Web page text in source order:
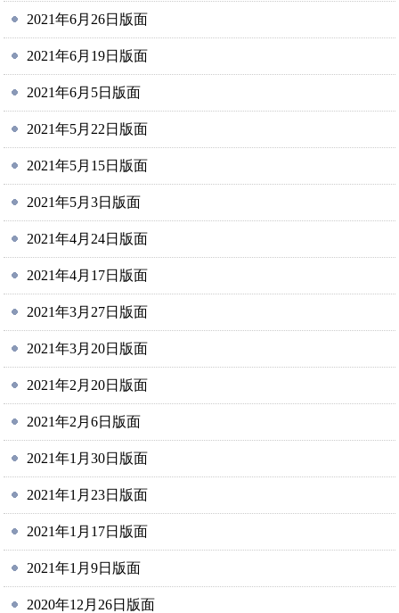
2021年6月26日版面
2021年6月19日版面
2021年6月5日版面
2021年5月22日版面
2021年5月15日版面
2021年5月3日版面
2021年4月24日版面
2021年4月17日版面
2021年3月27日版面
2021年3月20日版面
2021年2月20日版面
2021年2月6日版面
2021年1月30日版面
2021年1月23日版面
2021年1月17日版面
2021年1月9日版面
2020年12月26日版面